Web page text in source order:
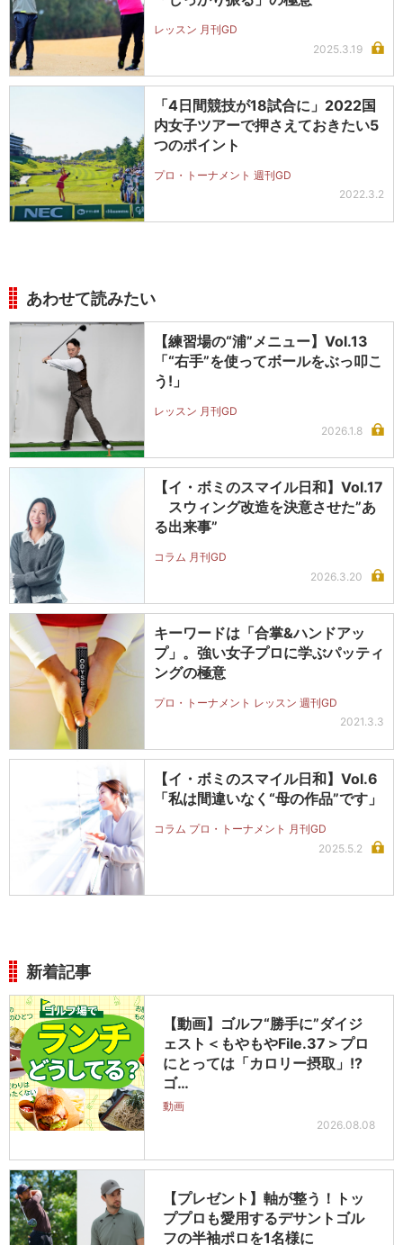
レッスン 月刊GD
2025.3.19
「4日間競技が18試合に」2022国
内女子ツアーで押さえておきたい5
つのポイント
プロ・トーナメント 週刊GD
2022.3.2
あわせて読みたい
【練習場の“浦”メニュー】Vol.13
「“右手”を使ってボールをぶっ叩こ
う!」
レッスン 月刊GD
2026.1.8
【イ・ボミのスマイル日和】Vol.17
スウィング改造を決意させた”あ
る出来事”
コラム 月刊GD
2026.3.20
キーワードは「合掌&ハンドアッ
プ」。強い女子プロに学ぶパッティ
ングの極意
プロ・トーナメント レッスン 週刊GD
2021.3.3
【イ・ボミのスマイル日和】Vol.6
「私は間違いなく“母の作品”です」
コラム プロ・トーナメント 月刊GD
2025.5.2
新着記事
【動画】ゴルフ“勝手に”ダイジ
ェスト＜もやもやFile.37＞プロ
にとっては「カロリー摂取」!?
ゴ…
動画
2026.08.08
【プレゼント】軸が整う！トッ
ププロも愛用するデサントゴル
フの半袖ポロを1名様に